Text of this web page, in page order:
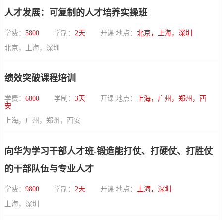
人才发展：可复制的人才培养实操班
学费： 5800 学制： 2天 开课 地点： 北京，上海，深圳
北京，上海，深圳
绩效突破课程培训
学费： 6800 学制： 3天 开课 地点：
上海，广州，郑州，西
安
上海，广州，郑州，西安
向华为学习干部人才班-锻造能打仗、打硬仗、打胜仗
的干部队伍与专业人才
学费： 9800 学制： 2天 开课 地点：
上海，深圳
上海，深圳